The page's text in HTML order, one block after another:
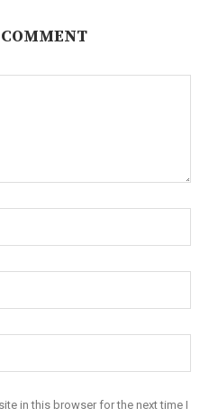
in this browser for the next time I